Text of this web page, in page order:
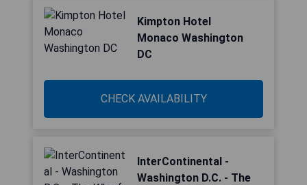
Kimpton Hotel
Monaco Washington
DC
CHECK AVAILABILITY
InterContinental -
Washington D.C. - The